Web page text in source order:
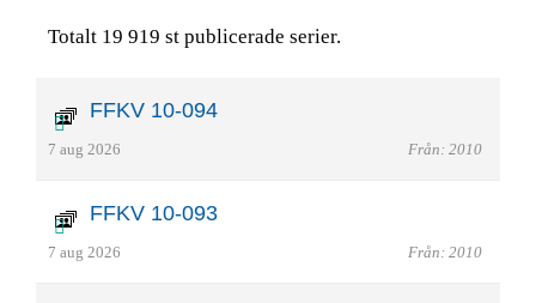
Totalt 19 919 st publicerade serier.
FFKV 10-094
7 aug 2026 Från: 2010
FFKV 10-093
7 aug 2026 Från: 2010